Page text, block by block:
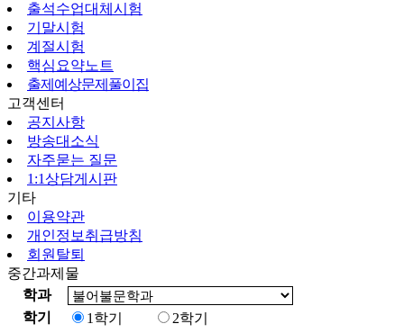
출석수업대체시험
기말시험
계절시험
핵심요약노트
출제예상문제풀이집
고객센터
공지사항
방송대소식
자주묻는 질문
1:1상담게시판
기타
이용약관
개인정보취급방침
회원탈퇴
중간과제물
학과
학기
1학기 2학기